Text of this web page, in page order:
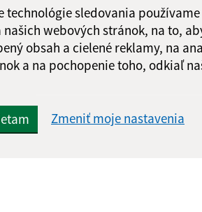
technológie sledovania
webových stránok, na to,
obsah a cielené reklamy, na
a na pochopenie toho, odkiaľ
Zmeniť moje nastavenia
Odoslať
správu